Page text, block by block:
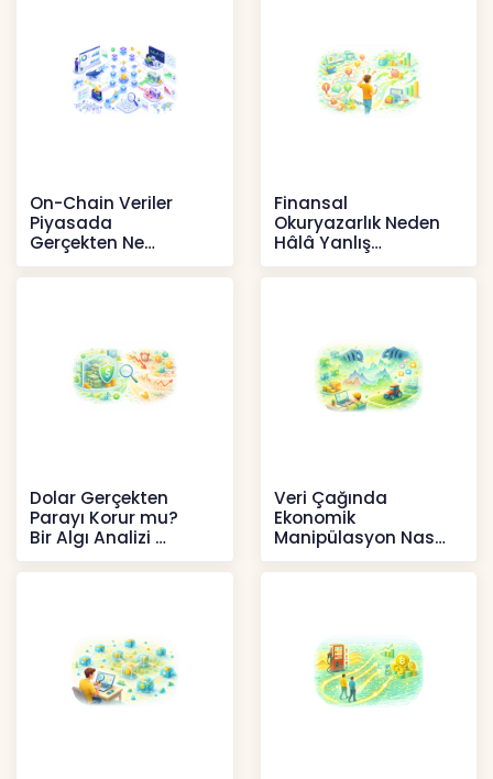
On-Chain Veriler
Piyasada
Gerçekten Ne
Anlatır?
Kripto
Finansal
Okuryazarlık Neden
Hâlâ Yanlış
Anlaşılıyor?
İçerikler
Dolar Gerçekten
Parayı Korur mu?
Bir Algı Analizi
İçerikler
Veri Çağında
Ekonomik
Manipülasyon Nasıl
Şekil Değiştirdi?
İçerikler